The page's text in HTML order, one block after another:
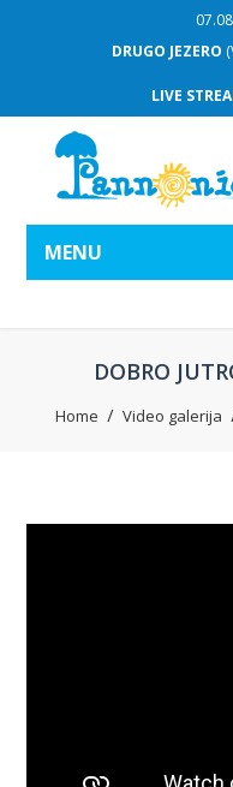
DRUGO JEZERO
LIVE
MENU
DOBRO
Home Video galerija